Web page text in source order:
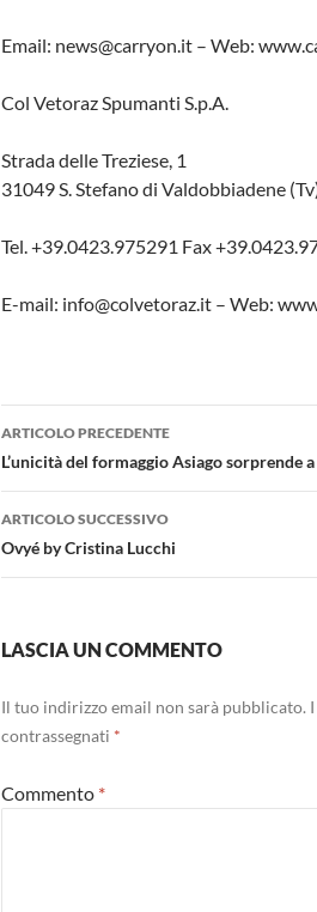
Email: news@carryon.it – Web:
Col Vetoraz Spumanti S.p.A.
Strada delle Treziese, 1
31049 S. Stefano di Valdobbiadene
Tel. +39.0423.975291 Fax
E-mail: info@colvetoraz.it – Web:
Navigazione
articolo
ARTICOLO PRECEDENTE
L’unicità del formaggio Asiago sorprende
ARTICOLO SUCCESSIVO
Ovyé by Cristina Lucchi
LASCIA UN COMMENTO
Il tuo indirizzo email non sarà pubblicato.
contrassegnati *
Commento *